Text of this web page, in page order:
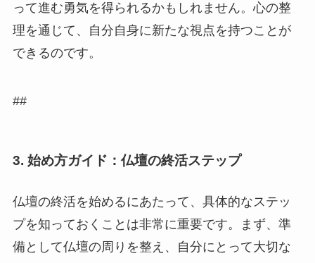
って進む勇気を得られるかもしれません。心の整
理を通じて、自分自身に新たな視点を持つことが
できるのです。
##
3. 始め方ガイド：仏壇の終活ステップ
仏壇の終活を始めるにあたって、具体的なステッ
プを知っておくことは非常に重要です。まず、準
備として仏壇の周りを整え、自分にとって大切な